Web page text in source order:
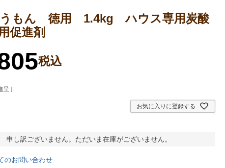
うもん 徳用 1.4kg ハウス専用炭酸
促進剤
税込
呈 ]
お気に入りに登録する
申し訳ございません。ただいま在庫がございません。
のお問い合わせ